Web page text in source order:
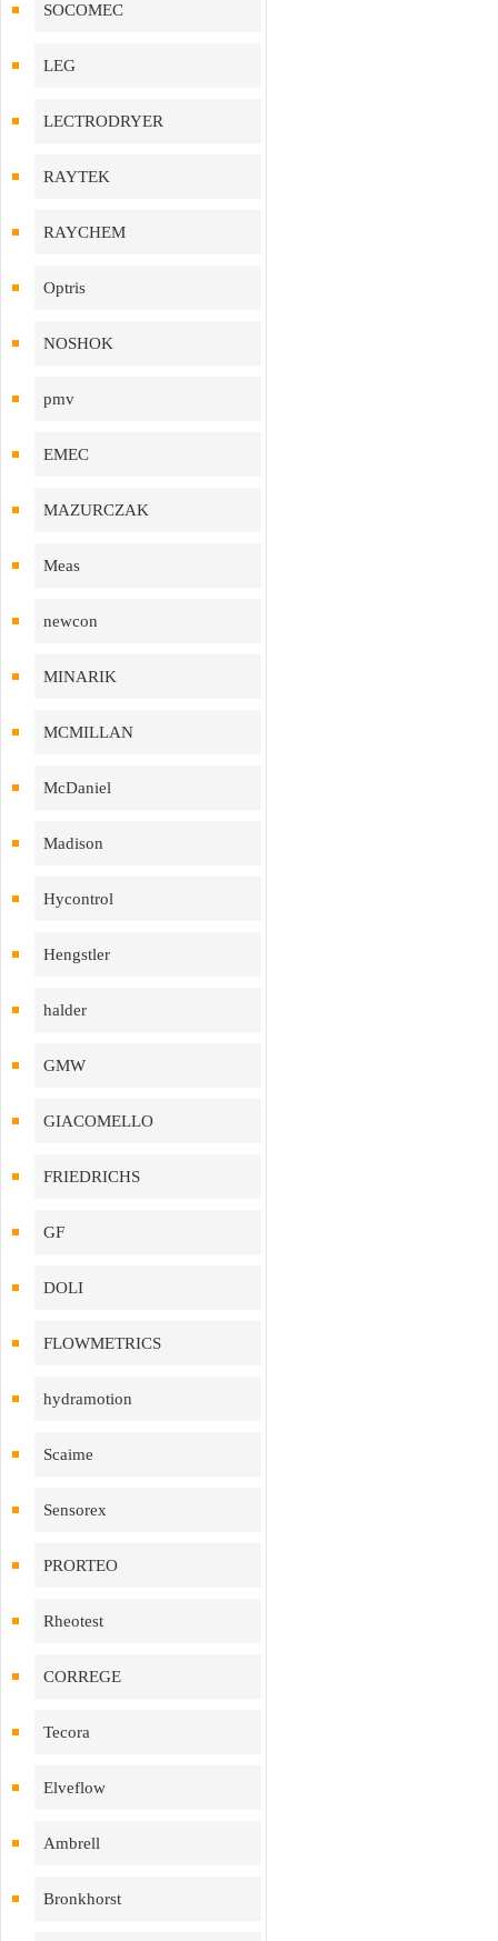
SOCOMEC
LEG
LECTRODRYER
RAYTEK
RAYCHEM
Optris
NOSHOK
pmv
EMEC
MAZURCZAK
Meas
newcon
MINARIK
MCMILLAN
McDaniel
Madison
Hycontrol
Hengstler
halder
GMW
GIACOMELLO
FRIEDRICHS
GF
DOLI
FLOWMETRICS
hydramotion
Scaime
Sensorex
PRORTEO
Rheotest
CORREGE
Tecora
Elveflow
Ambrell
Bronkhorst